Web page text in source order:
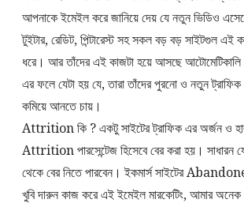
আপনাকে ইমেইল করে জানিয়ে দেয় যে নতুন ভিডিও
টুইটার, রেডিট, পিন্টারেস্ট সহ সকল বড় বড় সাইটগুল এই
ধরে। আর তাঁদের এই কাজটা হয়ে আসছে
এর ফলে যেটা হয় যে, তারা তাঁদের পুরনো ও নতুন
কমিয়ে আনতে চায়।
Attrition কি ? একটু সাইটের ট্রাফিক এর অর্জন ও
Attrition পারসেন্টেজ হিসেবে বের করা হয়। সাধারন
থেকে বের নিতে পারবেন। ইকমার্স সাইটের
খুবি দারুন কাজ করে এই ইমেইল মারকেটিং, আমার